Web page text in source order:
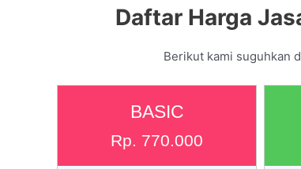
Daftar Harga
Berikut kami suguhkan
BASIC
Rp. 770.000